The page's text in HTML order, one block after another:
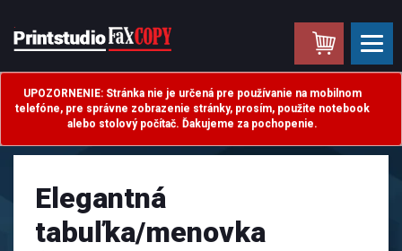
UPOZORNENIE: Stránka nie je určená pre používanie na mobilnom
telefóne, pre správne zobrazenie stránky, prosím, použite notebook
alebo stolový počítač. Ďakujeme za pochopenie.
.
Elegantná
tabuľka/menovka